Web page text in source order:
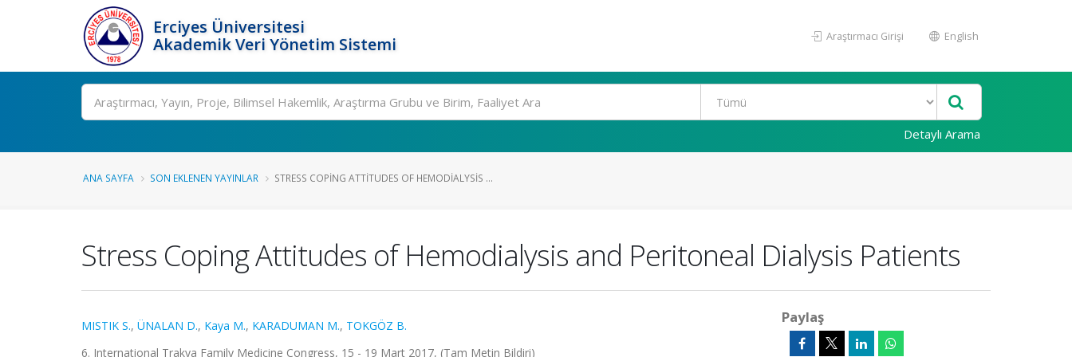
Erciyes Üniversitesi
Akademik Veri Yönetim Sistemi
Araştırmacı Girişi English
Ara
Detaylı Arama
ANA SAYFA SON EKLENEN YAYINLAR STRESS COPING ATTITUDES OF HEMODIALYSIS ...
Stress Coping Attitudes of Hemodialysis and Peritoneal Dialysis Patients
MISTIK S., ÜNALAN D., Kaya M., KARADUMAN M., TOKGÖZ B.
6. International Trakya Family Medicine Congress, 15 - 19 Mart 2017, (Tam Metin Bildiri)
Paylaş